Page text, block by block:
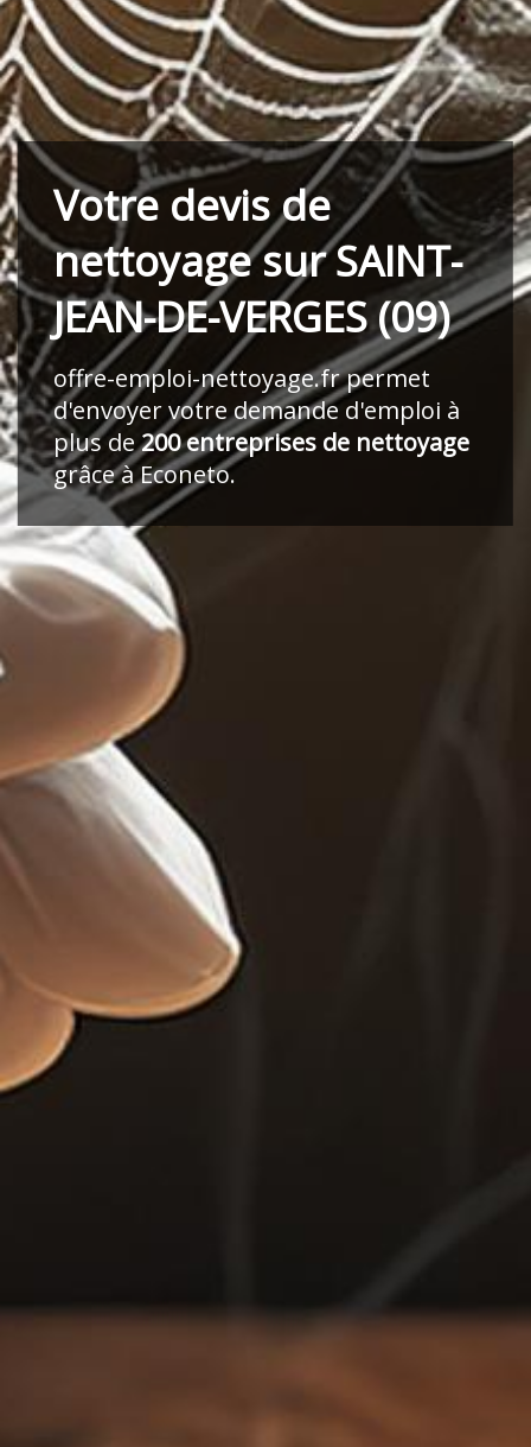
Votre devis de
nettoyage sur SAINT-
JEAN-DE-VERGES (09)
offre-emploi-nettoyage.frpermet
d'envoyer votre demande d'emploi à
plus de200 entreprises de nettoyage
grâce à Econeto.